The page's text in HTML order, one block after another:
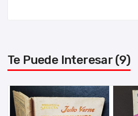
Te Puede Interesar (9)